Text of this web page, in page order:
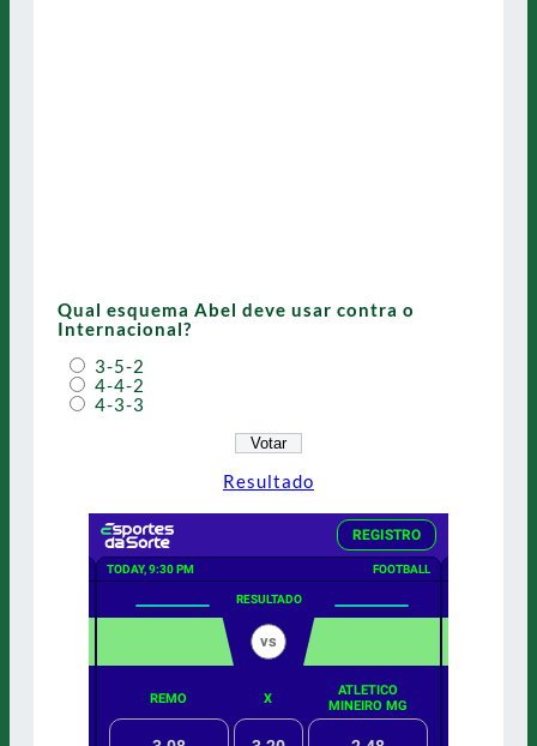
Qual esquema Abel deve usar contra o
Internacional?
3-5-2
4-4-2
4-3-3
Resultado